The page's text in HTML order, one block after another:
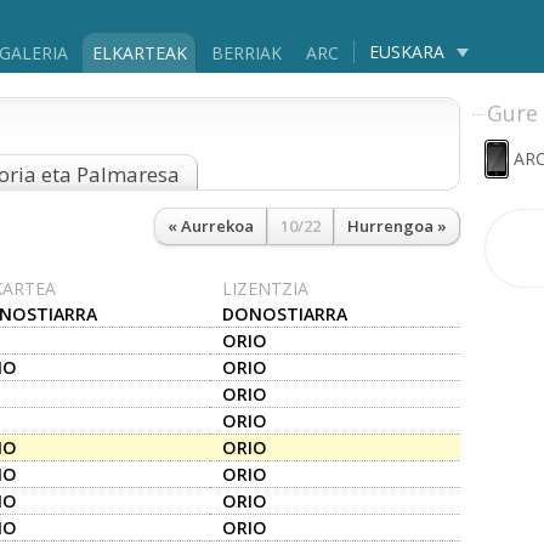
GALERIA ELKARTEAK BERRIAK ARC EUSKARA
eta Palmaresa
« Aurrekoa 10/22 Hurrengoa »
LIZENTZIA
DONOSTIARRA
ORIO
ORIO
ORIO
ORIO
ORIO
ORIO
ORIO
ORIO